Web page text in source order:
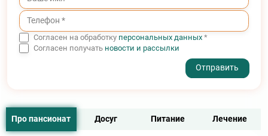
Согласен на обработку персональных данных*
Согласен получать новости и рассылки
Про пансионат Досуг Питание Лечение